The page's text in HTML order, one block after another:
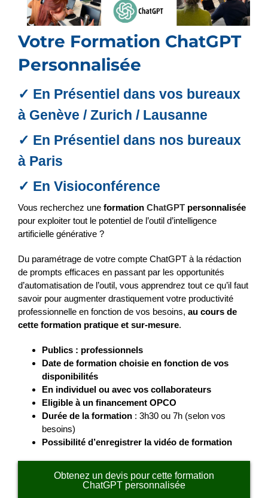
Votre Formation ChatGPT
Personnalisée
✓ En Présentiel dans vos bureaux
à Genève / Zurich / Lausanne
✓ En Présentiel dans nos bureaux
à Paris
✓ En Visioconférence
Vous recherchez une formation ChatGPT personnalisée
pour exploiter tout le potentiel de l’outil d’intelligence
artificielle générative ?
Du paramétrage de votre compte ChatGPT à la rédaction
de prompts efficaces en passant par les opportunités
d’automatisation de l’outil, vous apprendrez tout ce qu’il faut
savoir pour augmenter drastiquement votre productivité
professionnelle en fonction de vos besoins, au cours de
cette formation pratique et sur-mesure.
Publics : professionnels
Date de formation choisie en fonction de vos
disponibilités
En individuel ou avec vos collaborateurs
Eligible à un financement OPCO
Durée de la formation : 3h30 ou 7h (selon vos
besoins)
Possibilité d’enregistrer la vidéo de formation
Obtenez un devis pour cette formation
ChatGPT personnalisée